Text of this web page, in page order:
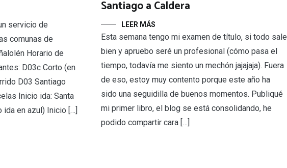
servicio de
comunas de
Horario de
D03c Corto (en
D03 Santiago
Inicio ida: Santa
ida en azul) Inicio […]
Santiago a Caldera
LEER MÁS
Esta semana tengo mi examen de título, si todo sale
bien y apruebo seré un profesional (cómo pasa el
tiempo, todavía me siento un mechón jajajaja). Fuera
de eso, estoy muy contento porque este año ha
sido una seguidilla de buenos momentos. Publiqué
mi primer libro, el blog se está consolidando, he
podido compartir cara […]